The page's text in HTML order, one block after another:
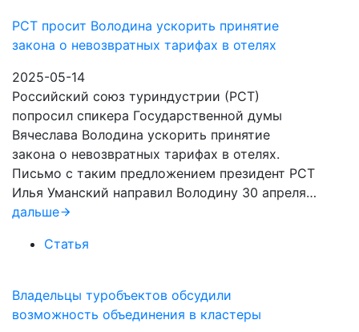
РСТ просит Володина ускорить принятие
закона о невозвратных тарифах в отелях
2025-05-14
Российский союз туриндустрии (РСТ)
попросил спикера Государственной думы
Вячеслава Володина ускорить принятие
закона о невозвратных тарифах в отелях.
Письмо с таким предложением президент РСТ
Илья Уманский направил Володину 30 апреля…
дальше
Статья
Владельцы туробъектов обсудили
возможность объединения в кластеры